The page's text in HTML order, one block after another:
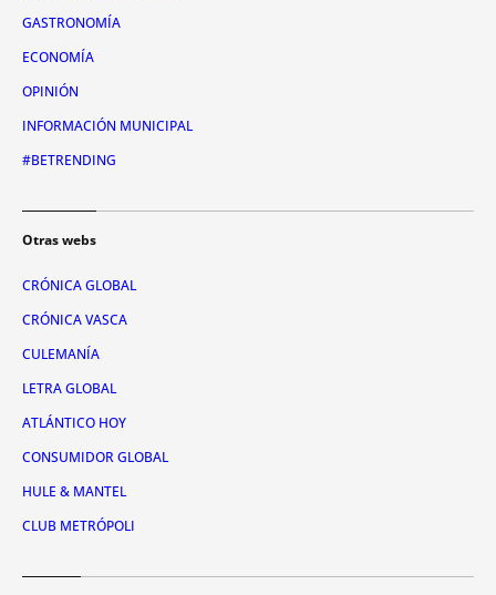
GASTRONOMÍA
ECONOMÍA
OPINIÓN
INFORMACIÓN MUNICIPAL
#BETRENDING
Otras webs
CRÓNICA GLOBAL
CRÓNICA VASCA
CULEMANÍA
LETRA GLOBAL
ATLÁNTICO HOY
CONSUMIDOR GLOBAL
HULE & MANTEL
CLUB METRÓPOLI